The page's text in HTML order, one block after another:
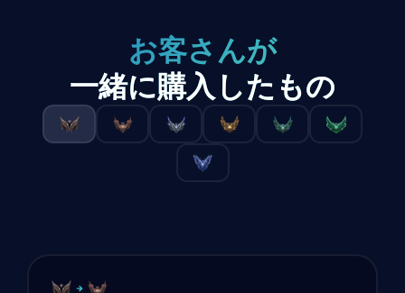
お客さんが
一緒に購入したもの